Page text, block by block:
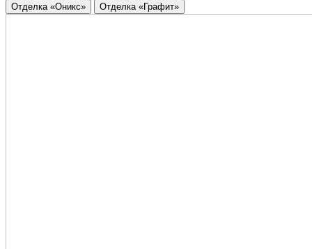
Отделка «Оникс» Отделка «Графит»